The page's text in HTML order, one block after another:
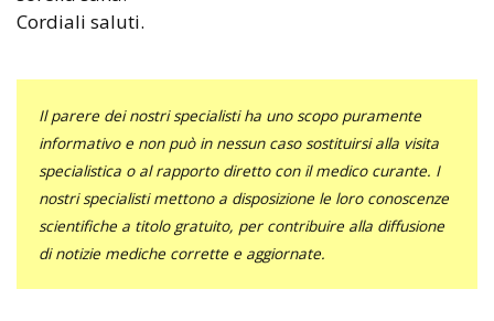
Cordiali saluti.
Il parere dei nostri specialisti ha uno scopo puramente
informativo e non può in nessun caso sostituirsi alla visita
specialistica o al rapporto diretto con il medico curante. I
nostri specialisti mettono a disposizione le loro conoscenze
scientifiche a titolo gratuito, per contribuire alla diffusione
di notizie mediche corrette e aggiornate.